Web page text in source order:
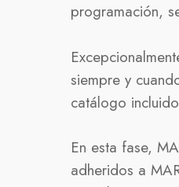
programación,
siempre y
catálogo
En esta fase,
adheridos a